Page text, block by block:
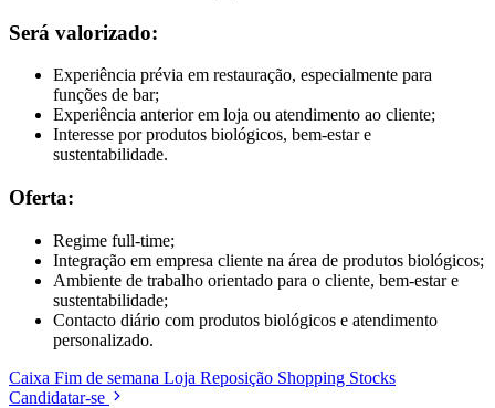
Será valorizado:
Experiência prévia em restauração, especialmente para
funções de bar;
Experiência anterior em loja ou atendimento ao cliente;
Interesse por produtos biológicos, bem-estar e
sustentabilidade.
Oferta:
Regime full-time;
Integração em empresa cliente na área de produtos biológicos;
Ambiente de trabalho orientado para o cliente, bem-estar e
sustentabilidade;
Contacto diário com produtos biológicos e atendimento
personalizado.
Caixa Fim de semana Loja Reposição Shopping Stocks
Candidatar-se